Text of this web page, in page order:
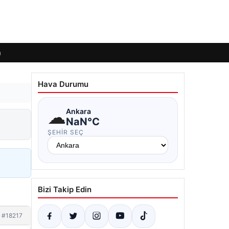
#18217
Hava Durumu
☁Ankara
NaN°C
ŞEHIR SEÇ
Bizi Takip Edin